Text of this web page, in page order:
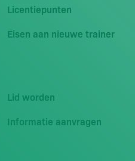
Licentiepunten
Eisen aan nieuwe trainer
Lid worden
Informatie aanvragen